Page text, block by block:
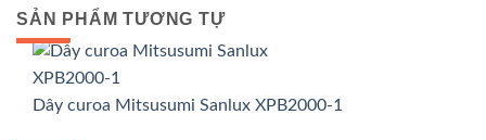
SẢN PHẨM TƯƠNG TỰ
GIÁ SỈ
GIÁ TỐT
Dây curoa Mitsusumi Sanlux XPB2000-1